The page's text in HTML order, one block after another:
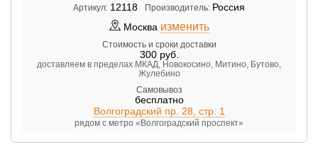
Артикул: 12118 Производитель: Россия
Москва изменить
Стоимость и сроки доставки
300руб.
доставляем в пределах МКАД, Новокосино, Митино, Бутово,
Жулебино
Самовывоз
бесплатно
Волгоградский пр. 28, стр. 1
рядом с метро «Волгоградский проспект»